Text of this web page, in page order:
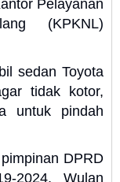
Pelayanan
(KPKNL)
sedan Toyota
tidak kotor,
untuk pindah
DPRD
2024, Wulan